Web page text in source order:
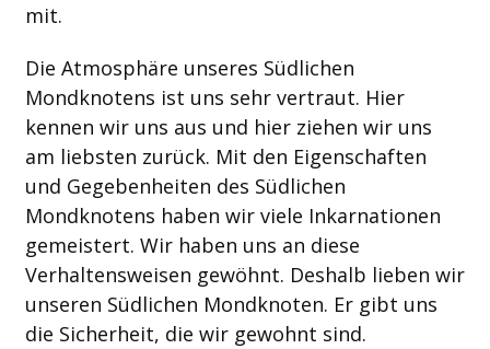
mit.
Die Atmosphäre unseres Südlichen
Mondknotens ist uns sehr vertraut. Hier
kennen wir uns aus und hier ziehen wir uns
am liebsten zurück. Mit den Eigenschaften
und Gegebenheiten des Südlichen
Mondknotens haben wir viele Inkarnationen
gemeistert. Wir haben uns an diese
Verhaltensweisen gewöhnt. Deshalb lieben wir
unseren Südlichen Mondknoten. Er gibt uns
die Sicherheit, die wir gewohnt sind.